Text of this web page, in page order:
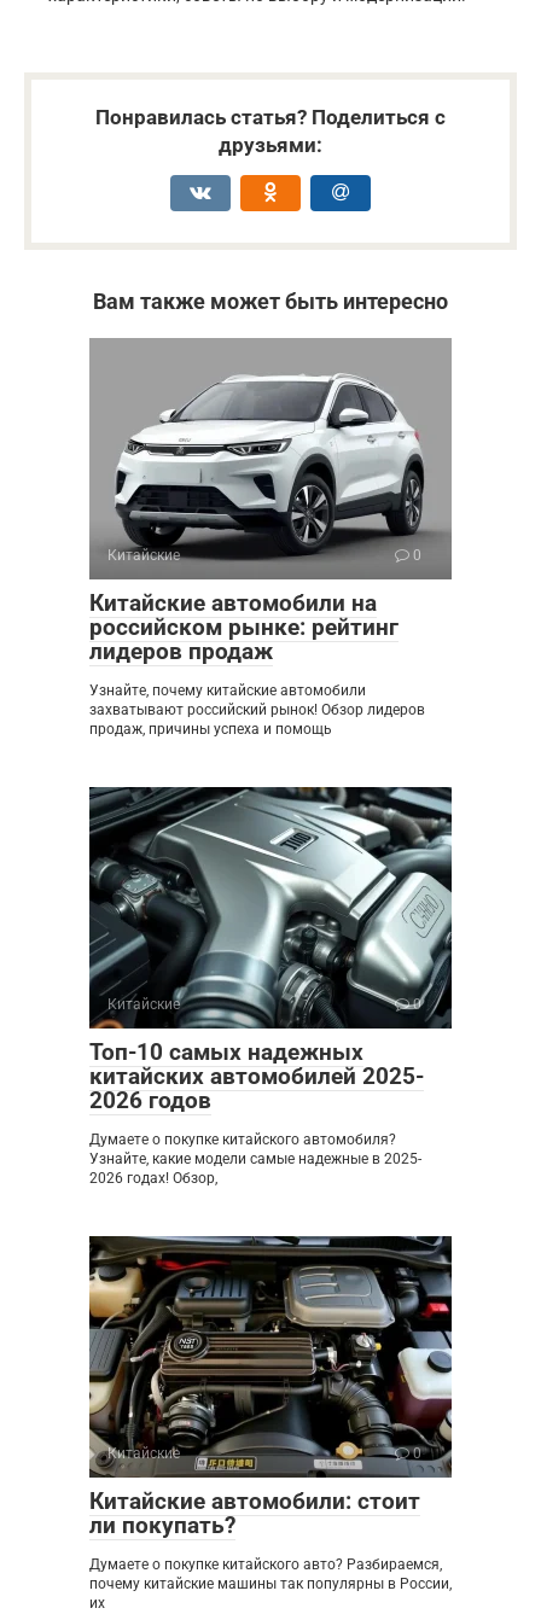
Понравилась статья? Поделиться с
друзьями:
Вам также может быть интересно
Китайские 0
Китайские автомобили на
российском рынке: рейтинг
лидеров продаж
Узнайте, почему китайские автомобили
захватывают российский рынок! Обзор лидеров
продаж, причины успеха и помощь
Китайские 0
Топ-10 самых надежных
китайских автомобилей 2025-
2026 годов
Думаете о покупке китайского автомобиля?
Узнайте, какие модели самые надежные в 2025-
2026 годах! Обзор,
Китайские 0
Китайские автомобили: стоит
ли покупать?
Думаете о покупке китайского авто? Разбираемся,
почему китайские машины так популярны в России,
их